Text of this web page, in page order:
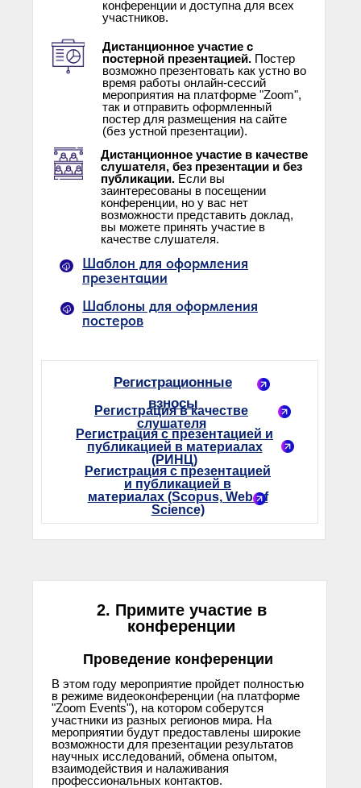
Регистрация c презентацией и
публикацией в материалах
(РИНЦ)
конференции и доступна для всех
участников.
Дистанционное участие с
постерной презентацией. Постер
возможно презентовать как устно во
время работы онлайн-сессий
мероприятия на платформе "Zoom",
так и отправить оформленный
постер для размещения на сайте
(без устной презентации).
Дистанционное участие в качестве
слушателя, без презентации и без
публикации. Если вы
заинтересованы в посещении
конференции, но у вас нет
возможности представить доклад,
вы можете принять участие в
качестве слушателя.
Шаблоны для оформления
постеров
Шаблон для оформления
презентации
Регистрационные
взносы
Регистрация в качестве
слушателя
Регистрация c презентацией
и публикацией в
материалах (Scopus, Web of
Science)
2. Примите участие в
конференции
Проведение конференции
В этом году мероприятие пройдет полностью
в режиме видеоконференции (на платформе
"Zoom Events"), на котором соберутся
участники из разных регионов мира. На
мероприятии будут предоставлены широкие
возможности для презентации результатов
научных исследований, обмена опытом,
взаимодействия и налаживания
профессиональных контактов.